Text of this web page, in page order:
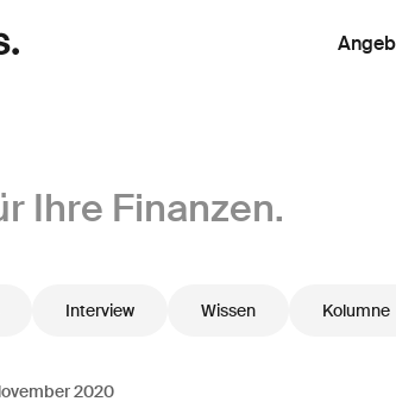
Ihre Finanzen.
Interview Wissen Kolumne
2020